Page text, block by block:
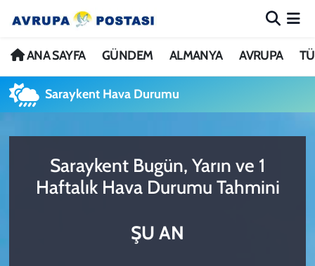
ANA SAYFA GÜNDEM ALMANYA AVRUPA
Saraykent Hava Durumu
Saraykent Bugün, Yarın ve 1
Haftalık Hava Durumu Tahmini
ŞU AN
ANA SAYFA
GÜNDEM
AVRUPA
TÜRKİYE
Nöbetçi Eczaneler
Hava Durumu
Trafik Durumu
Avrupa Ligi Puan Durumu ve Fikstür